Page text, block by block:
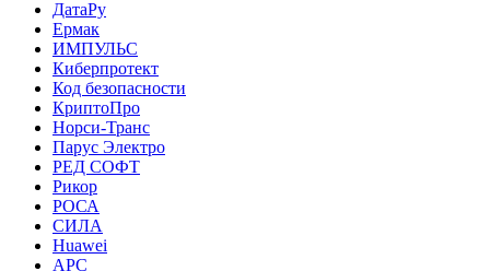
ДатаРу
Ермак
ИМПУЛЬС
Киберпротект
Код безопасности
КриптоПро
Норси-Транс
Парус Электро
РЕД СОФТ
Рикор
РОСА
СИЛА
Huawei
APC